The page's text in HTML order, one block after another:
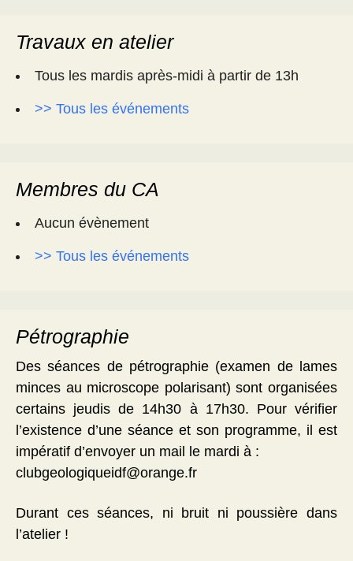
Travaux en atelier
Tous les mardis après-midi à partir de 13h
>> Tous les événements
Membres du CA
Aucun évènement
>> Tous les événements
Pétrographie
Des séances de pétrographie (examen de lames
minces au microscope polarisant) sont organisées
certains jeudis de 14h30 à 17h30. Pour vérifier
l’existence d’une séance et son programme, il est
impératif d’envoyer un mail le mardi à :
clubgeologiqueidf@orange.fr
Durant ces séances, ni bruit ni poussière dans
l’atelier !